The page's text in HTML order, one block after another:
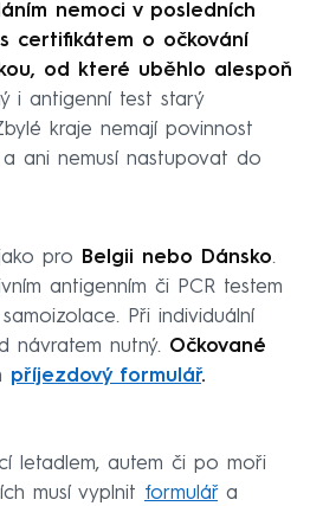
nemoci v posledních
certifikátem o očkování
od které uběhlo alespoň
i antigenní test starý
kraje nemají povinnost
ani nemusí nastupovat do
pro Belgii nebo Dánsko.
antigenním či PCR testem
Při individuální
návratem nutný. Očkované
příjezdový formulář.
letadlem, autem či po moři
musí vyplnit formulářa